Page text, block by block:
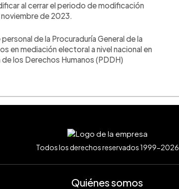
al cerrar el periodo de modificación
de 2023.
de la Procuraduría General de la
en mediación electoral a nivel nacional en
los Derechos Humanos (PDDH)
Todos los derechos reservados 1999-2026
Quiénes somos